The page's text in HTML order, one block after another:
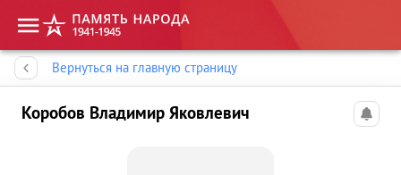
Вернуться на главную страницу
Коробов Владимир Яковлевич
Память народа